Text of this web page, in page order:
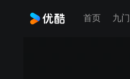
首页 九门